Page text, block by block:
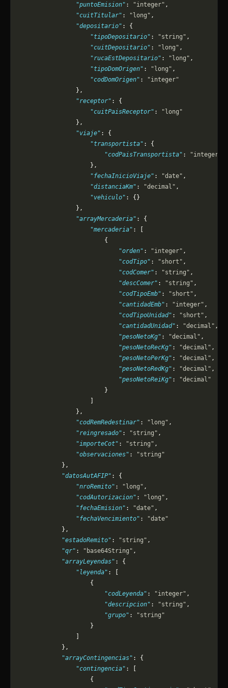
                "puntoEmision"
: "integer" ,
                "cuitTitular"
: "long" ,
                "depositario"
: {
                    "tipoDepositario"
: "string" ,
                    "cuitDepositario"
: "long" ,
                    "rucaEstDepositario"
: "long" ,
                    "tipoDomOrigen"
: "long" ,
                    "codDomOrigen"
:
"integer"
                },
                "receptor"
: {
                    "cuitPaisReceptor"
:
"long"
                },
                "viaje"
: {
                    "transportista"
: {
                        "codPaisTransportista"
:
"integer"
                    },
                    "fechaInicioViaje"
: "date" ,
                    "distanciaKm"
: "decimal" ,
                    "vehiculo"
: {}
                },
                "arrayMercaderia"
: {
                    "mercaderia"
: [
                        {
                            "orden"
: "integer" ,
                            "codTipo"
: "short" ,
                            "codComer"
: "string" ,
                            "descComer"
: "string" ,
                            "codTipoEmb"
: "short" ,
                            "cantidadEmb"
: "integer" ,
                            "codTipoUnidad"
: "short" ,
                            "cantidadUnidad"
: "decimal" ,
                            "pesoNetoKg"
: "decimal" ,
                            "pesoNetoRecKg"
: "decimal" ,
                            "pesoNetoPerKg"
: "decimal" ,
                            "pesoNetoRedKg"
: "decimal" ,
                            "pesoNetoReiKg"
:
"decimal"
                        }
                },
                "codRemRedestinar"
: "long" ,
                "reingresado"
: "string" ,
                "importeCot"
: "string" ,
                "observaciones"
:
"string"
            },
            "datosAutAFIP"
: {
                "nroRemito"
: "long" ,
                "codAutorizacion"
: "long" ,
                "fechaEmision"
: "date" ,
                "fechaVencimiento"
:
"date"
            },
            "estadoRemito"
: "string" ,
            "qr"
: "base64String" ,
            "arrayLeyendas"
: {
                "leyenda"
: [
                    {
                        "codLeyenda"
: "integer" ,
                        "descripcion"
: "string" ,
                        "grupo"
:
"string"
                    }
            },
            "arrayContingencias"
: {
                "contingencia"
: [
                    {